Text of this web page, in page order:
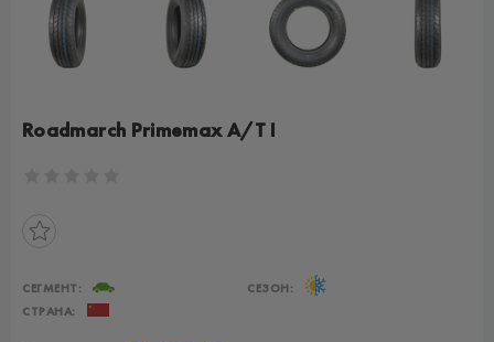
Roadmarch Primemax A/T I
СЕГМЕНТ:
СЕЗОН:
СТРАНА: